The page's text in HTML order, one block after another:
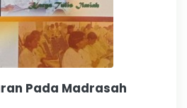
Pada Madrasah